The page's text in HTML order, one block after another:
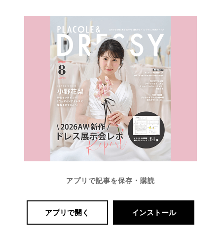
アプリで記事を保存・購読
アプリで開く インストール